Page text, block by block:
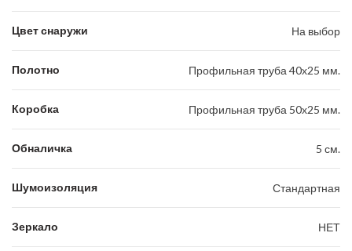
Цвет снаружи На выбор
Полотно Профильная труба 40х25 мм.
Коробка Профильная труба 50х25 мм.
Обналичка 5 см.
Шумоизоляция Стандартная
Зеркало НЕТ